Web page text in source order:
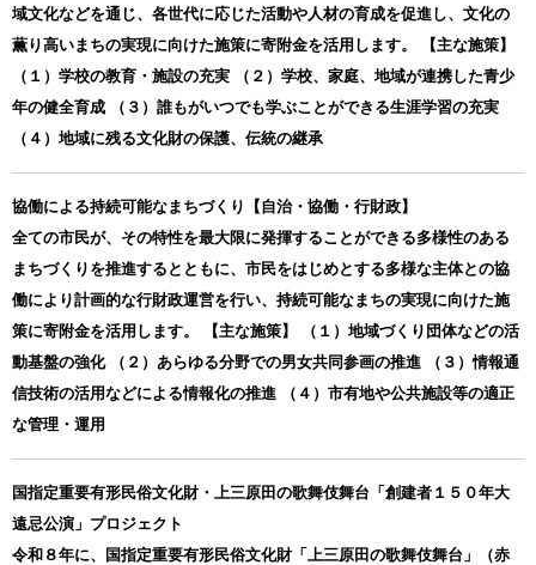
域文化などを通じ、各世代に応じた活動や人材の育成を促進し、文化の
薫り高いまちの実現に向けた施策に寄附金を活用します。 【主な施策】
（１）学校の教育・施設の充実 （２）学校、家庭、地域が連携した青少
年の健全育成 （３）誰もがいつでも学ぶことができる生涯学習の充実
（４）地域に残る文化財の保護、伝統の継承
協働による持続可能なまちづくり【自治・協働・行財政】
全ての市民が、その特性を最大限に発揮することができる多様性のある
まちづくりを推進するとともに、市民をはじめとする多様な主体との協
働により計画的な行財政運営を行い、持続可能なまちの実現に向けた施
策に寄附金を活用します。 【主な施策】 （１）地域づくり団体などの活
動基盤の強化 （２）あらゆる分野での男女共同参画の推進 （３）情報通
信技術の活用などによる情報化の推進 （４）市有地や公共施設等の適正
な管理・運用
国指定重要有形民俗文化財・上三原田の歌舞伎舞台「創建者１５０年大
遠忌公演」プロジェクト
令和８年に、国指定重要有形民俗文化財「上三原田の歌舞伎舞台」（赤